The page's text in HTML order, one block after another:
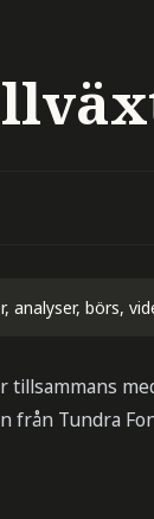
analyser, börs,
från Tundra